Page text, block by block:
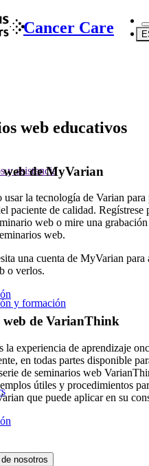
Cancer Care
y asistencia
y formación
web educativos
web de MyVarian
usar la tecnología de Varian
paciente de calidad. Regístrese
web o mire una grabación
web.
una cuenta de MyVarian para
o verlos.
web de VarianThink
la experiencia de aprendizaje
en todas partes disponible
de seminarios web
útiles y procedimientos
que puede aplicar en su
nosotros